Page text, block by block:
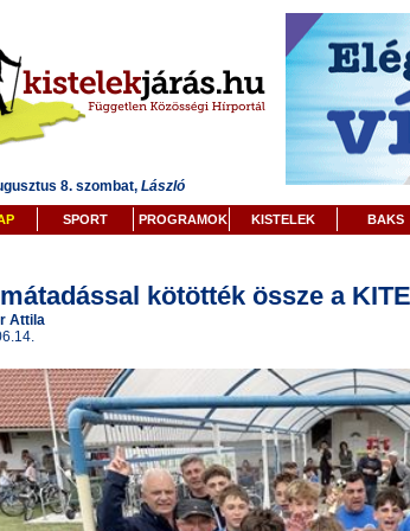
8. szombat, László
SPORT PROGRAMOK KISTELEK BAKS
kötötték össze a
Attila